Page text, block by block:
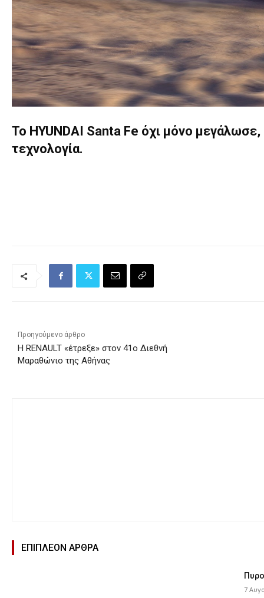
Το HYUNDAI Santa Fe όχι μόνο
τεχνολογία.
Προηγούμενο άρθρο
Η RENAULT «έτρεξε» στον 41ο Διεθνή
Μαραθώνιο της Αθήνας
ΕΠΙΠΛΕΟΝ ΑΡΘΡΑ
7